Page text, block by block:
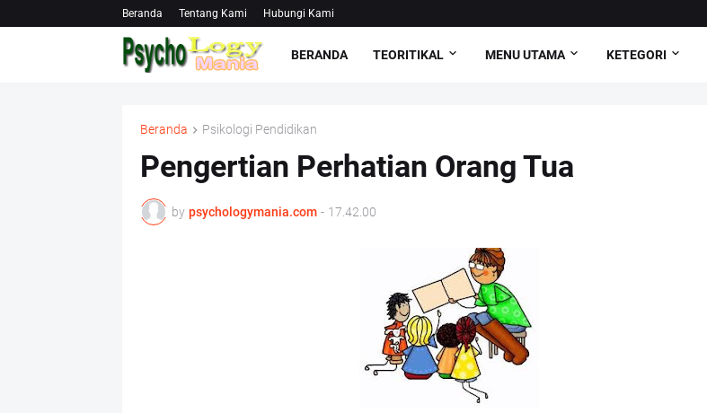
Beranda Tentang Kami Hubungi Kami
BERANDA TEORITIKAL MENU UTAMA KETEGORI
Beranda Psikologi Pendidikan
Pengertian Perhatian Orang Tua
by psychologymania.com - 17.42.00